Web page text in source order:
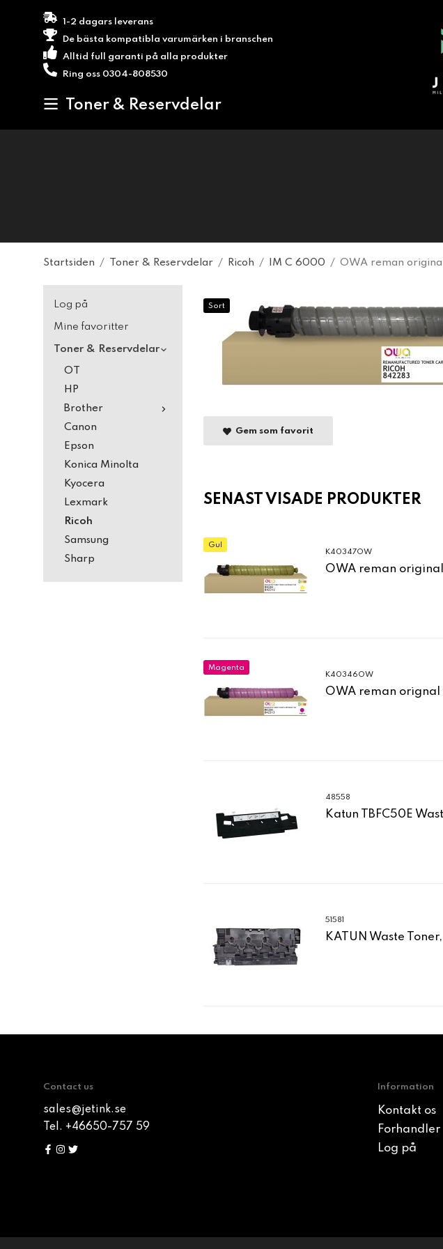
1-2 dagars leverans
De bästa kompatibla varumärken i branschen
Alltid full garanti på alla produkter
Ring oss 0304-808530
Toner & Reservdelar
Startsiden / Toner & Reservdelar / Ricoh / IM C 6000 / OWA reman
Log på
Mine favoritter
Toner & Reservdelar
OT
HP
Brother
Canon
Epson
Konica Minolta
Kyocera
Lexmark
Ricoh
Samsung
Sharp
Sort
Gem som favorit
SENAST VISADE PRODUKTER
Gul
K40347OW
OWA reman
Magenta
K40346OW
OWA reman orignal
48558
Katun TBFC50E
51581
KATUN Waste
Contact us
sales@jetink.se
Tel. +46650-757 59
Information
Kontakt os
Forhandler
Log på